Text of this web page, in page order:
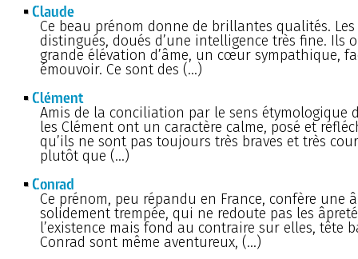
Claude
Ce beau prénom donne de brillantes qualités.
distingués, doués d’une intelligence très fine. Ils
grande élévation d’âme, un cœur sympathique,
émouvoir. Ce sont des (…)
Clément
Amis de la conciliation par le sens étymologique
les Clément ont un caractère calme, posé et
qu’ils ne sont pas toujours très braves et très
plutôt que (…)
Conrad
Ce prénom, peu répandu en France, confère une
solidement trempée, qui ne redoute pas les
l’existence mais fond au contraire sur elles, tête
Conrad sont même aventureux, (…)